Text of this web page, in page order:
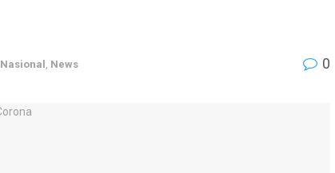
Nasional News 0